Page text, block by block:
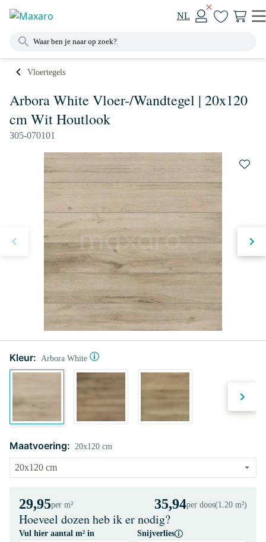
NL
Vloertegels
Arbora White Vloer-/Wandtegel | 20x120
cm Wit Houtlook
305-070101
Kleur: Arbora White
Maatvoering: 20x120 cm
29,95per m² 35,94per doos(1.20 m²)
Hoeveel dozen heb ik er nodig?
Vul hier aantal m² in Snijverlies